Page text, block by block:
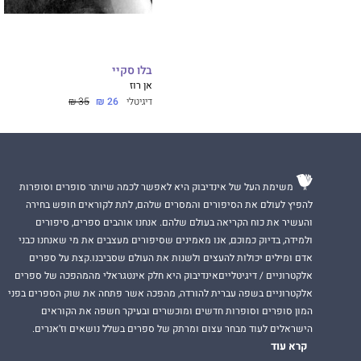
איטליה שוחררה.
ומי ישחרר את
התקווה
לזרוע אהבה
כשאשמה תהומית
ועל עתידם.
זהו סיפור אהבה
ואל האשמה, אל
טובה.
האם הנקמה
הגדולה מכולן?
בלו סקיי
אן רוז
דיגיטלי 26 ₪
35 ₪
משימת העל של אינדיבוק היא לאפשר לכמה שיותר סופרים וסופרות
להפיץ לעולם את הסיפורים והמסרים שלהם, לתת לקוראים חופש בחירה
והעשיר את כוח הקריאה בעולם שלהם. אנחנו אוהבים ספרים, סיפורים
ולמידה, בדיוק כמוכם, אנו מאמינים שסיפורים מעצבים את מי שאנחנו כבני
אדם ומילים יכולות להעצים ולשנות את העולם שסביבנו.קצת על ספרים
אלקטרוניים / דיגיטלייםאינדיבוק היא חלק אינטגראלי מהמהפכה של ספרים
אלקטרוניים בשפה עברית להורדה, מהפכה אשר פתחה את שוק הספרים בפני
המון סופרים וסופרות חדשים ומוכשרים ובעיקר חשפה את הקוראים
הישראלים לעוד מבחר עצום ומרתק של ספרים בשלל נושאים וז'אנרים.
קרא עוד